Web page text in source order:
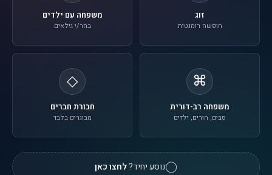
זוג
חופשה רומנטית
משפחה עם ילדים
בחר/י גילאים
⌘
משפחה רב-דורית
סבים, הורים, ילדים
◇
חבורת חברים
מבוגרים בלבד
◯נוסע יחיד?לחצו כאן